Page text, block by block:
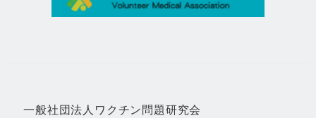
一般社団法人ワクチン問題研究会